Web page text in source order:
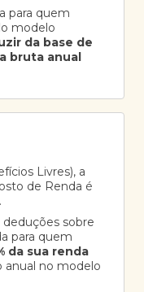
para quem
modelo
da base de
bruta anual
Livres), a
de Renda é
sobre
para quem
da sua renda
anual no modelo